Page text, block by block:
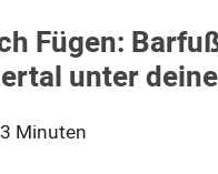
Fügen:
unter
3 Minuten